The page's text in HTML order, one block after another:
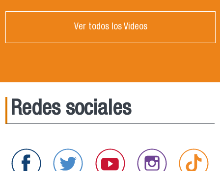
Ver todos los Videos
Redes sociales